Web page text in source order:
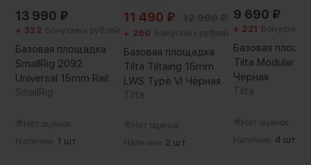
13 990 ₽
+ 332 Бонусных рублей
Базовая площадка
SmallRig 2092
Universal 15mm Rail
Support System
SmallRig
Нет оценок
Наличие: 1 шт.
11 490 ₽
+ 260 Бонусных рублей
Базовая площадка
Tilta Tiltaing 15mm
LWS Type VI Чёрная
Tilta
Нет оценок
Наличие: 2 шт.
9 690 ₽
+ 221 Бонусных
Базовая
Tilta Modular
Чёрная
Tilta
Нет оценок
Наличие: 4 шт.